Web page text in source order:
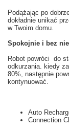
Podążając po
dokładnie unikać
w Twoim domu.
Spokojnie i bez
Robot powróci do
odkurzania. kiedy
80%, następnie
kontynuować.
Auto
Connection